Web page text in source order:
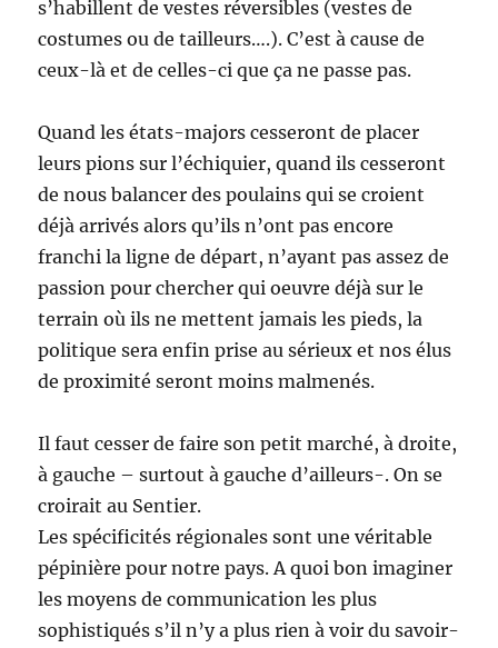
s’habillent de vestes réversibles (vestes de
costumes ou de tailleurs….). C’est à cause de
ceux-là et de celles-ci que ça ne passe pas.
Quand les états-majors cesseront de placer
leurs pions sur l’échiquier, quand ils cesseront
de nous balancer des poulains qui se croient
déjà arrivés alors qu’ils n’ont pas encore
franchi la ligne de départ, n’ayant pas assez de
passion pour chercher qui oeuvre déjà sur le
terrain où ils ne mettent jamais les pieds, la
politique sera enfin prise au sérieux et nos élus
de proximité seront moins malmenés.
Il faut cesser de faire son petit marché, à droite,
à gauche – surtout à gauche d’ailleurs-. On se
croirait au Sentier.
Les spécificités régionales sont une véritable
pépinière pour notre pays. A quoi bon imaginer
les moyens de communication les plus
sophistiqués s’il n’y a plus rien à voir du savoir-